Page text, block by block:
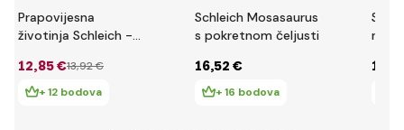
Prapovijesna
životinja Schleich -
12,85 €13,92 €
+ 12 bodova
Schleich Mosasaurus
s pokretnom čeljusti
16,52 €
+ 16 bodova
16